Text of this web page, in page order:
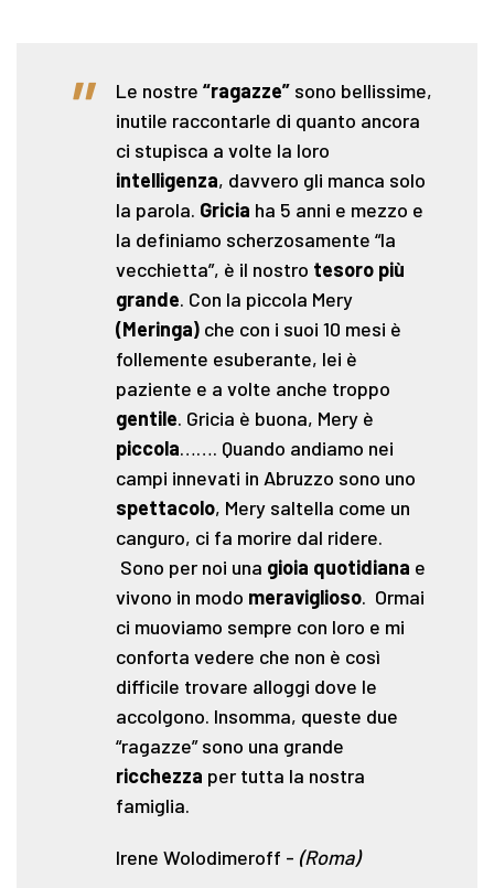
" Le nostre “ragazze” sono bellissime,
inutile raccontarle di quanto ancora
ci stupisca a volte la loro
intelligenza, davvero gli manca solo
la parola. Gricia ha 5 anni e mezzo e
la definiamo scherzosamente “la
vecchietta”, è il nostro tesoro più
grande. Con la piccola Mery
(Meringa) che con i suoi 10 mesi è
follemente esuberante, lei è
paziente e a volte anche troppo
gentile. Gricia è buona, Mery è
piccola……. Quando andiamo nei
campi innevati in Abruzzo sono uno
spettacolo, Mery saltella come un
canguro, ci fa morire dal ridere.
Sono per noi una gioia quotidiana e
vivono in modo meraviglioso. Ormai
ci muoviamo sempre con loro e mi
conforta vedere che non è così
difficile trovare alloggi dove le
accolgono. Insomma, queste due
“ragazze” sono una grande
ricchezza per tutta la nostra
famiglia.
Irene Wolodimeroff - (Roma)